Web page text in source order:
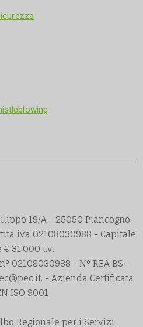
19/A - 25050 Piancogno
iva 02108030988 - Capitale
€ 31.000 i.v.
02108030988 - N° REA BS -
- Azienda Certificata
ISO 9001
Regionale per i Servizi